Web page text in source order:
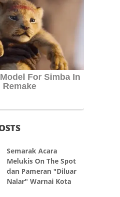
Semarak Acara
Melukis On The Spot
dan Pameran "Diluar
Nalar" Warnai Kota